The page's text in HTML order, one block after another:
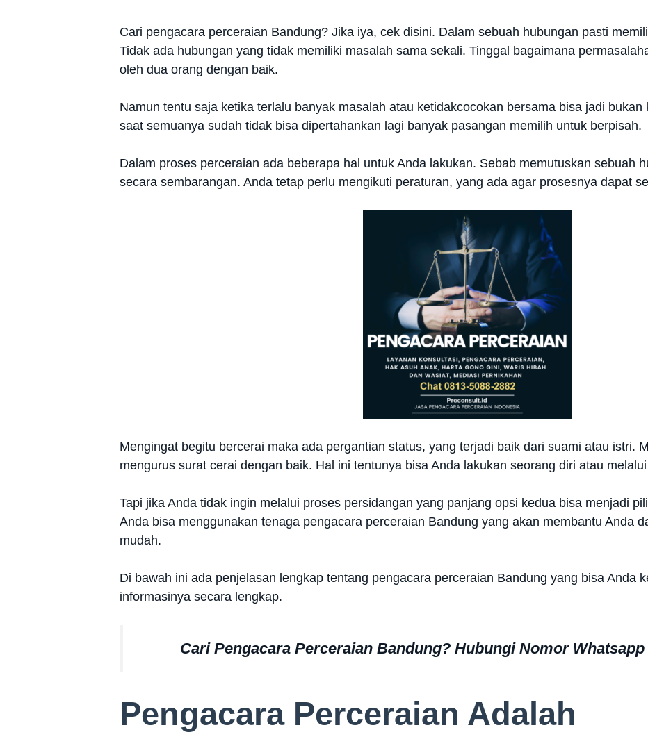
Cari pengacara perceraian Bandung? Jika iya, cek disini. Dalam sebuah hubungan pasti
Tidak ada hubungan yang tidak memiliki masalah sama sekali. Tinggal bagaimana
oleh dua orang dengan baik.
Namun tentu saja ketika terlalu banyak masalah atau ketidakcocokan bersama bisa jadi
saat semuanya sudah tidak bisa dipertahankan lagi banyak pasangan memilih untuk berpisah.
Dalam proses perceraian ada beberapa hal untuk Anda lakukan. Sebab memutuskan sebuah
secara sembarangan. Anda tetap perlu mengikuti peraturan, yang ada agar prosesnya dapat
Mengingat begitu bercerai maka ada pergantian status, yang terjadi baik dari suami atau istri.
mengurus surat cerai dengan baik. Hal ini tentunya bisa Anda lakukan seorang diri atau
Tapi jika Anda tidak ingin melalui proses persidangan yang panjang opsi kedua bisa menjadi
Anda bisa menggunakan tenaga pengacara perceraian Bandung yang akan membantu Anda
mudah.
Di bawah ini ada penjelasan lengkap tentang pengacara perceraian Bandung yang bisa Anda
informasinya secara lengkap.
Cari Pengacara Perceraian Bandung? Hubungi Nomor Whatsapp
Pengacara Perceraian Adalah